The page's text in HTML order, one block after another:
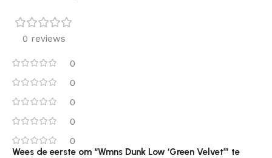
0 reviews
0
0
0
0
0
Wees de eerste om “Wmns Dunk Low ‘Green Velvet’” te